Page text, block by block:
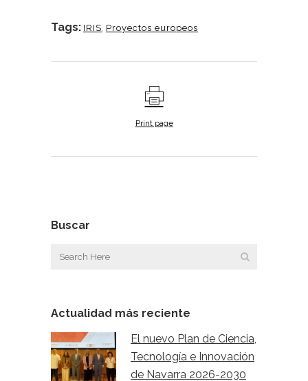
Tags: IRIS Proyectos europeos
Print page
Buscar
Actualidad más reciente
El nuevo Plan de Ciencia,
Tecnología e Innovación
de Navarra 2026-2030